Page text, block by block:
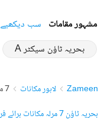
مشہور مقامات سب دیکھیے
بحریہ ٹاؤن سیکٹر A
Zameen لاہور مکانات
7 مرلہ بحریہ ٹاؤن مکانات
بحریہ ٹاؤن 7 مرلہ مکانات برائے فروخت